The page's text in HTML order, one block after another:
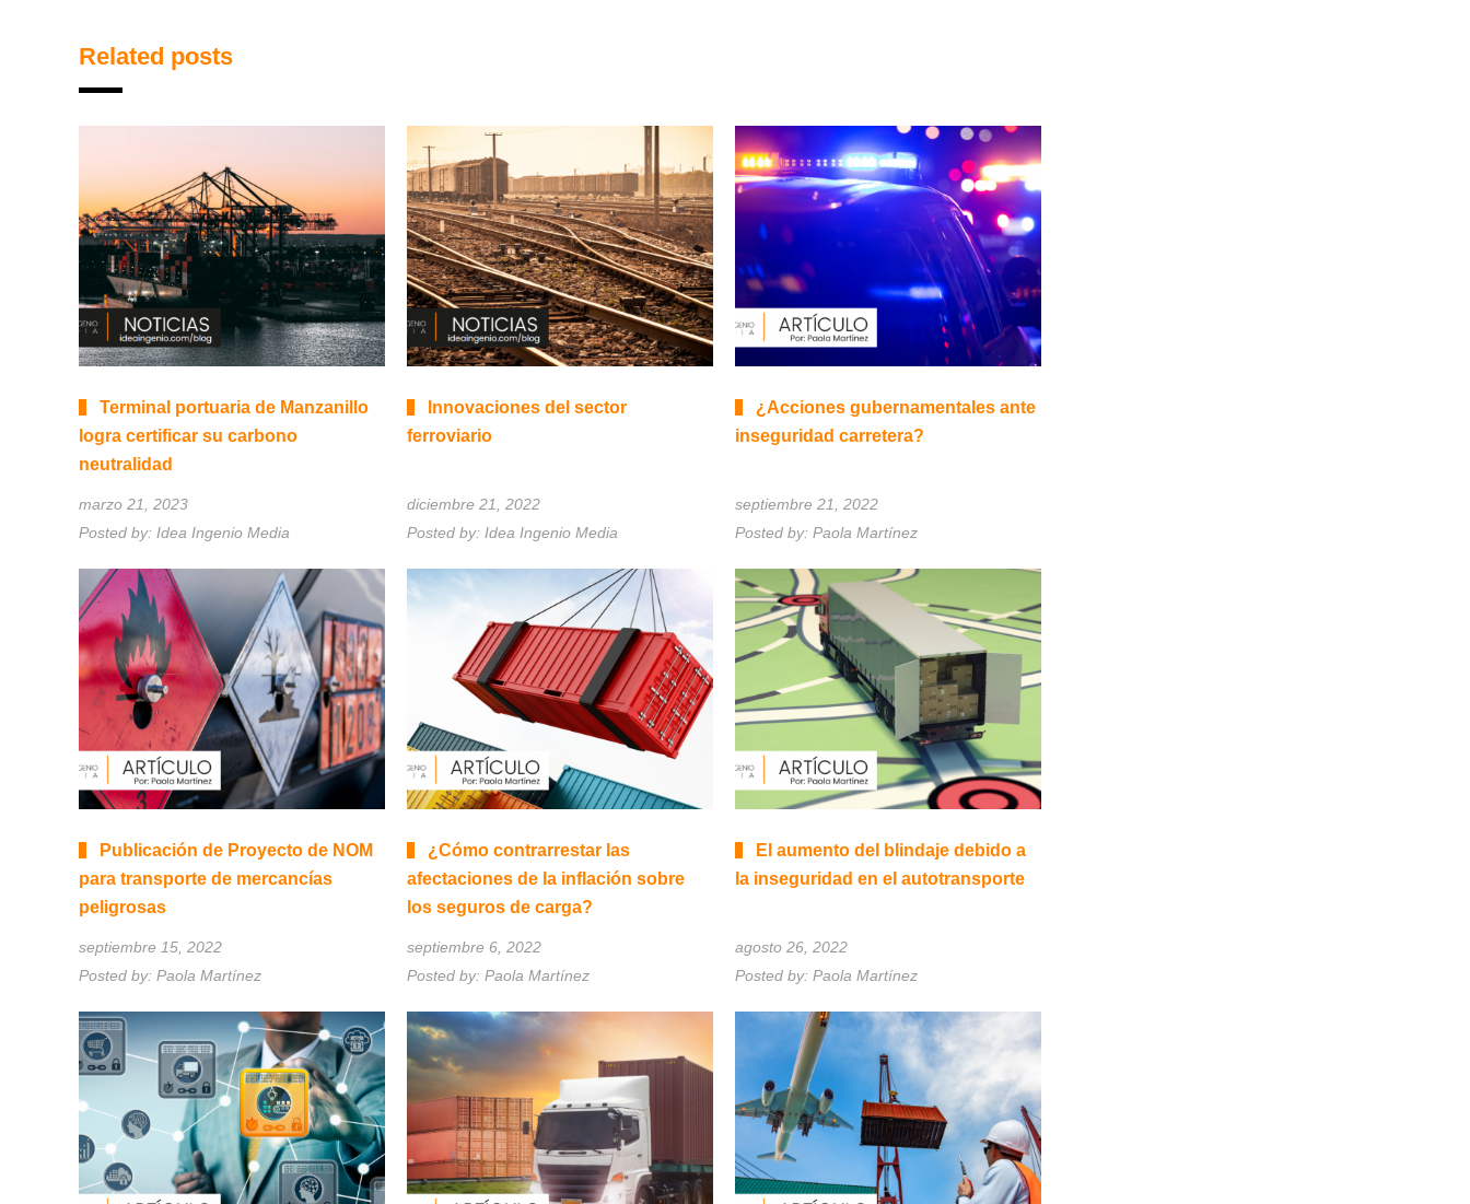
Related posts
Terminal portuaria de Manzanillo
logra certificar su carbono
neutralidad
marzo 21, 2023
Posted by: Idea Ingenio Media
Innovaciones del sector
ferroviario
diciembre 21, 2022
Posted by: Idea Ingenio Media
¿Acciones gubernamentales ante
inseguridad carretera?
septiembre 21, 2022
Posted by: Paola Martínez
Publicación de Proyecto de NOM
para transporte de mercancías
peligrosas
septiembre 15, 2022
Posted by: Paola Martínez
¿Cómo contrarrestar las
afectaciones de la inflación sobre
los seguros de carga?
septiembre 6, 2022
Posted by: Paola Martínez
El aumento del blindaje debido a
la inseguridad en el autotransporte
agosto 26, 2022
Posted by: Paola Martínez